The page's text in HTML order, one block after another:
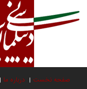
صفحه نخست درباره ما